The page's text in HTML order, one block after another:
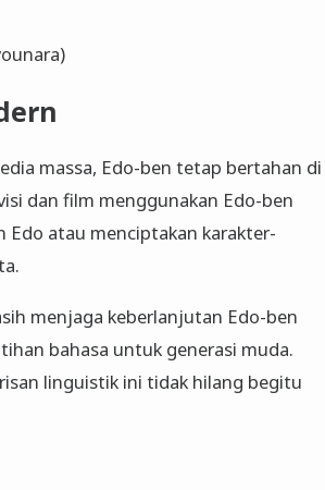
massa, Edo-ben tetap bertahan di
dan film menggunakan Edo-ben
Edo atau menciptakan karakter-
menjaga keberlanjutan Edo-ben
bahasa untuk generasi muda.
linguistik ini tidak hilang begitu